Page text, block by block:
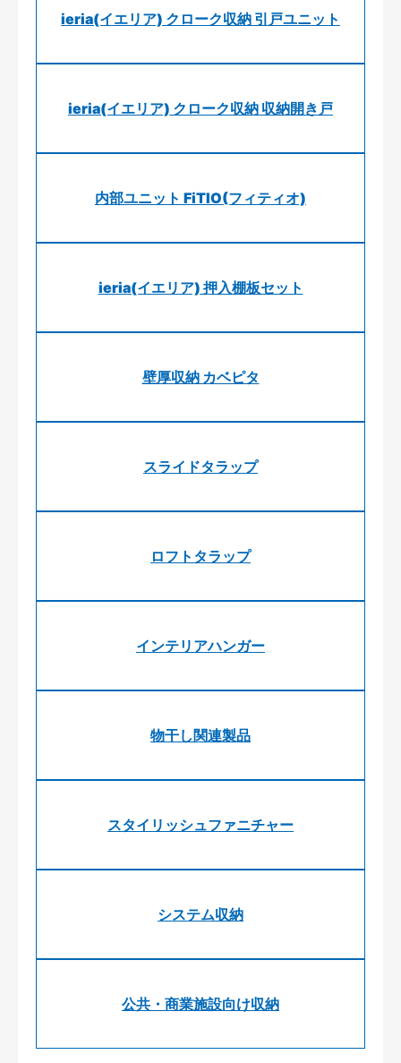
ieria(イエリア) クローク収納 引戸ユニット
ieria(イエリア) クローク収納 収納開き戸
内部ユニット FiTIO(フィティオ)
ieria(イエリア) 押入棚板セット
壁厚収納 カベピタ
スライドタラップ
ロフトタラップ
インテリアハンガー
物干し関連製品
スタイリッシュファニチャー
システム収納
公共・商業施設向け収納